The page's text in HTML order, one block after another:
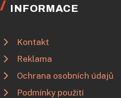
INFORMACE
Kontakt
Reklama
Ochrana osobních údajů
Podmínky použití